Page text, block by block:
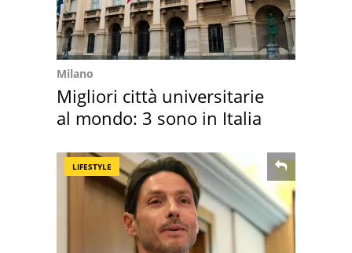
Milano
Migliori città universitarie
al mondo: 3 sono in Italia
LIFESTYLE